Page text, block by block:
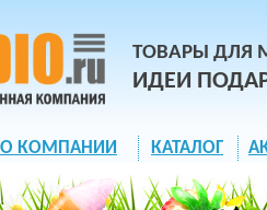
ТОВАРЫ ДЛЯ
ИДЕИ
О КОМПАНИИ КАТАЛОГ